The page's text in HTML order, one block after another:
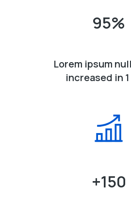
95%
Lorem ipsum
increased in
+150